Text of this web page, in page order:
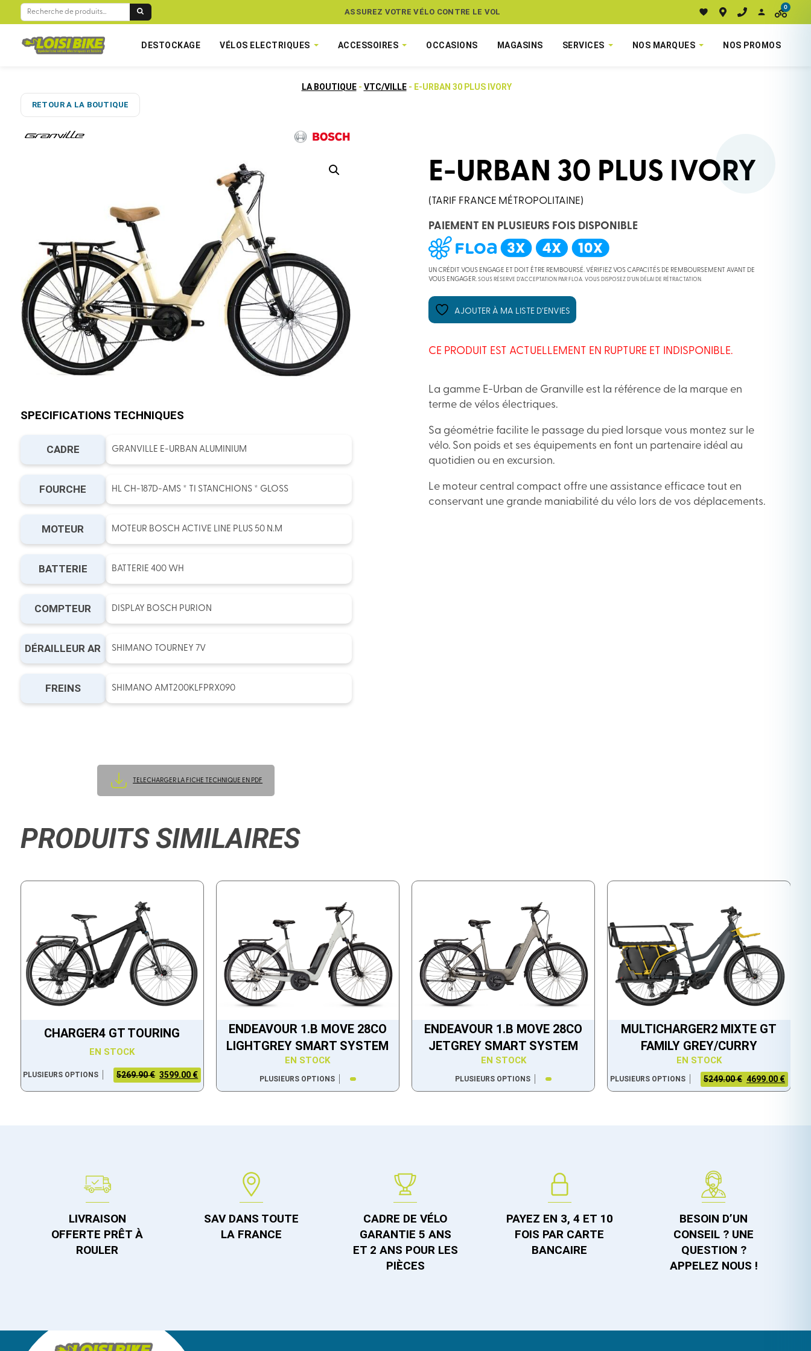
RECHERCHE
ASSUREZ VOTRE VÉLO CONTRE LE VOL 0
DESTOCKAGE VÉLOS ELECTRIQUES ACCESSOIRES OCCASIONS MAGASINS SERVICES NOS MARQUES NOS PROMOS
LA BOUTIQUE - VTC/VILLE - E-URBAN 30 PLUS IVORY
RETOUR A LA BOUTIQUE
SPECIFICATIONS TECHNIQUES
CADRE GRANVILLE E-URBAN ALUMINIUM
FOURCHE HL CH-187D-AMS * TI STANCHIONS * GLOSS
MOTEUR MOTEUR BOSCH ACTIVE LINE PLUS 50 N.M
BATTERIE BATTERIE 400 WH
COMPTEUR DISPLAY BOSCH PURION
DÉRAILLEUR AR SHIMANO TOURNEY 7V
FREINS SHIMANO AMT200KLFPRX090
TELECHARGER LA FICHE TECHNIQUE EN PDF
E-URBAN 30 PLUS IVORY
(TARIF FRANCE MÉTROPOLITAINE)
PAIEMENT EN PLUSIEURS FOIS DISPONIBLE
UN CRÉDIT VOUS ENGAGE ET DOIT ÊTRE REMBOURSÉ. VÉRIFIEZ VOS CAPACITÉS DE REMBOURSEMENT AVANT DE
VOUS ENGAGER.SOUS RÉSERVE D’ACCEPTATION PAR FLOA. VOUS DISPOSEZ D’UN DÉLAI DE RÉTRACTATION.
AJOUTER À MA LISTE D’ENVIES
CE PRODUIT EST ACTUELLEMENT EN RUPTURE ET INDISPONIBLE.
La gamme E-Urban de Granville est la référence de la marque en
terme de vélos électriques.
Sa géométrie facilite le passage du pied lorsque vous montez sur le
vélo. Son poids et ses équipements en font un partenaire idéal au
quotidien ou en excursion.
Le moteur central compact offre une assistance efficace tout en
conservant une grande maniabilité du vélo lors de vos déplacements.
PRODUITS SIMILAIRES
CHARGER4 GT TOURING
EN STOCK
PLUSIEURS OPTIONS 5269.90 € 3599.00 €
ENDEAVOUR 1.B MOVE 28CO
LIGHTGREY SMART SYSTEM
EN STOCK
PLUSIEURS OPTIONS
ENDEAVOUR 1.B MOVE 28CO
JETGREY SMART SYSTEM
EN STOCK
PLUSIEURS OPTIONS
MULTICHARGER2 MIXTE GT
FAMILY GREY/CURRY
EN STOCK
PLUSIEURS OPTIONS 5249.00 € 4699.00 €
LIVRAISON
OFFERTE PRÊT À
ROULER
SAV DANS TOUTE
LA FRANCE
CADRE DE VÉLO
GARANTIE 5 ANS
ET 2 ANS POUR LES
PIÈCES
PAYEZ EN 3, 4 ET 10
FOIS PAR CARTE
BANCAIRE
BESOIN D’UN
CONSEIL ? UNE
QUESTION ?
APPELEZ NOUS !